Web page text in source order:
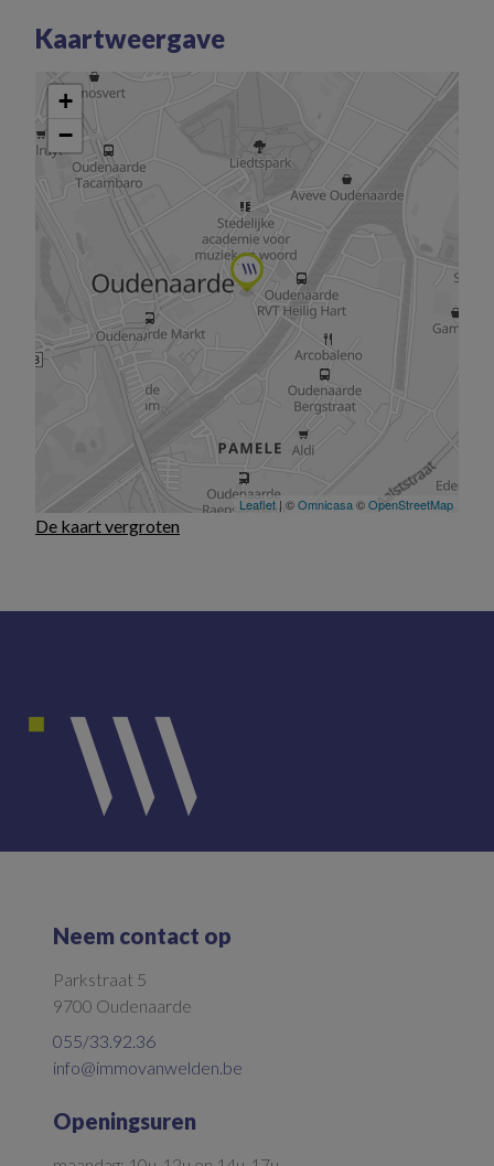
Kaartweergave
De kaart vergroten
Neem contact op
Parkstraat 5
9700 Oudenaarde
055/33.92.36
info@immovanwelden.be
Openingsuren